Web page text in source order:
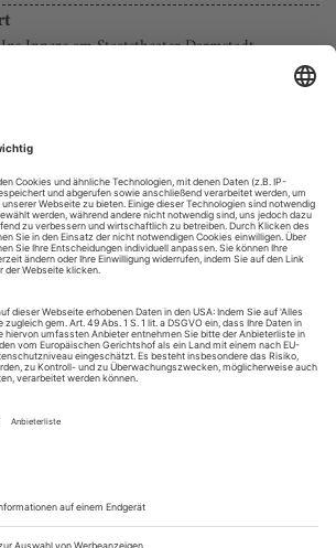
Innere am Staatstheater Darmstadt
überzieht die schwitzenden Körper mit
Farben. Ausgelassene junge Menschen
Himmel und tanzen sich in Ekstase.
Musik. Die Szene gleicht einem
Ton, das inSlow Motionabgespielt wird.
ruckeln, Sequenzen springen vor und
das Licht. Die...
alla Scala in Mailand
ist der Name von Maria Callas
die sie 1953 unter Leonard Bernstein
Sopranistin einen ihrer größten
absichtsvolle Reverenz: 62 Jahre lang